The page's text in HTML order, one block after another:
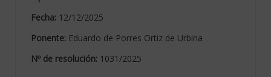
Fecha: 12/12/2025
Ponente: Eduardo de Porres Ortiz de Urbina
Nº de resolución: 1031/2025